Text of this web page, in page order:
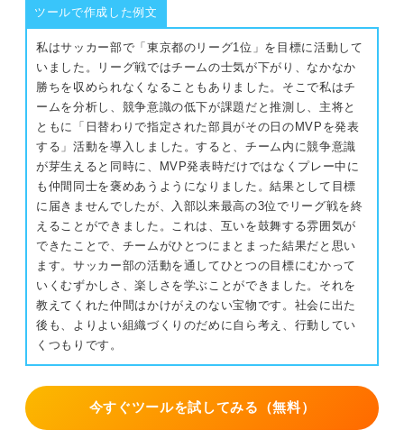
ーマ5選
授業
資格
研究
成績
学業のガクチカのシーン別例文14選！
①授業のガクチカ例文
②語学のガクチカ例文
⑤成績のガクチカ例文
ツールで作成した例文
私はサッカー部で「東京都のリーグ1位」を目標に活動して
いました。リーグ戦ではチームの士気が下がり、なかなか
勝ちを収められなくなることもありました。そこで私はチ
ームを分析し、競争意識の低下が課題だと推測し、主将と
ともに「日替わりで指定された部員がその日のMVPを発表
する」活動を導入しました。すると、チーム内に競争意識
が芽生えると同時に、MVP発表時だけではなくプレー中に
も仲間同士を褒めあうようになりました。結果として目標
に届きませんでしたが、入部以来最高の3位でリーグ戦を終
えることができました。これは、互いを鼓舞する雰囲気が
できたことで、チームがひとつにまとまった結果だと思い
ます。サッカー部の活動を通してひとつの目標にむかって
いくむずかしさ、楽しさを学ぶことができました。それを
教えてくれた仲間はかけがえのない宝物です。社会に出た
後も、よりよい組織づくりのだめに自ら考え、行動してい
くつもりです。
今すぐツールを試してみる（無料）
④行動：具体的な工夫や行動
⑤結論：学業への取り組みの結果
⑥学び：その学業エピソードから学んだこと
学業のガクチカで差をつける！ 選考通過に欠かせない5つ
のポイント
①取り組みへの意識ではなく具体的な行動を書く
②取り組みの過程で周囲とどうかかわったのかを書く
③学業の結果や評価に客観性を持たせる
学業のガクチカが思い浮かばない人はこの5つを振り返ろ